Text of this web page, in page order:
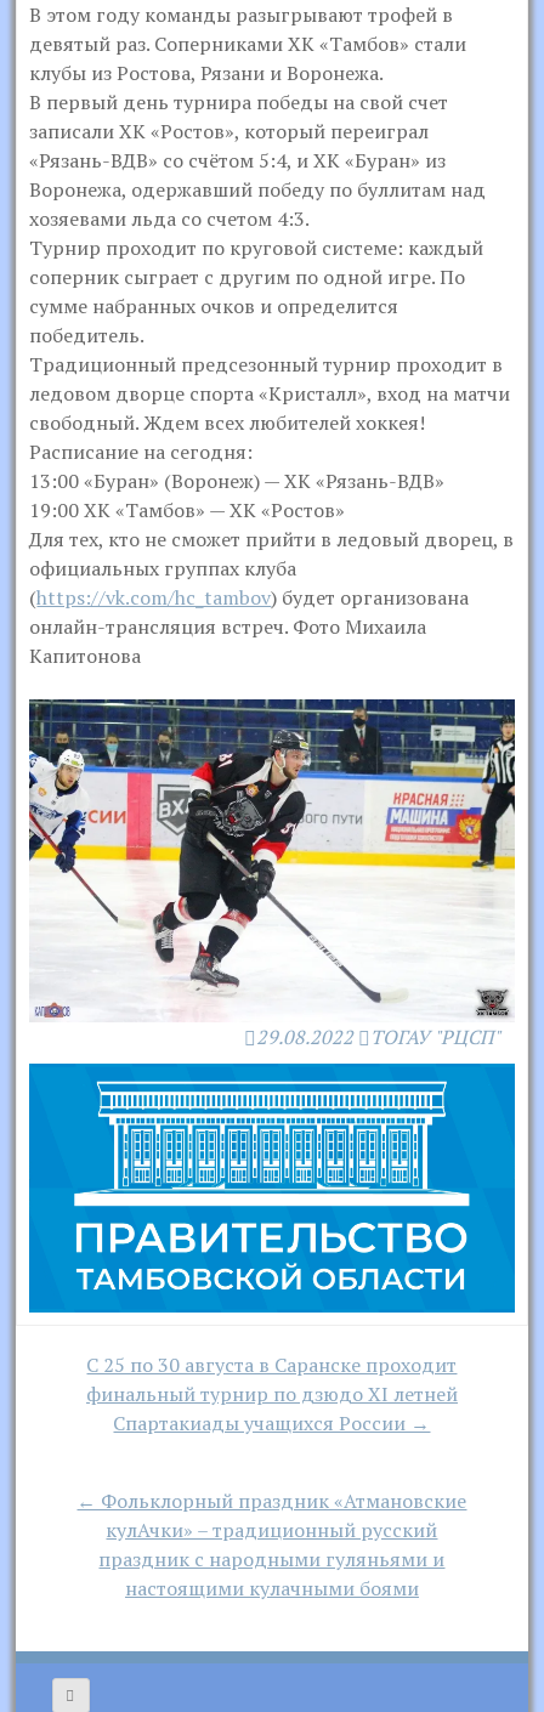
В этом году команды разыгрывают трофей в
девятый раз. Соперниками ХК «Тамбов» стали
клубы из Ростова, Рязани и Воронежа.
В первый день турнира победы на свой счет
записали ХК «Ростов», который переиграл
«Рязань-ВДВ» со счётом 5:4, и ХК «Буран» из
Воронежа, одержавший победу по буллитам над
хозяевами льда со счетом 4:3.
Турнир проходит по круговой системе: каждый
соперник сыграет с другим по одной игре. По
сумме набранных очков и определится
победитель.
Традиционный предсезонный турнир проходит в
ледовом дворце спорта «Кристалл», вход на матчи
свободный. Ждем всех любителей хоккея!
Расписание на сегодня:
13:00 «Буран» (Воронеж) — ХК «Рязань-ВДВ»
19:00 ХК «Тамбов» — ХК «Ростов»
Для тех, кто не сможет прийти в ледовый дворец, в
официальных группах клуба
(https://vk.com/hc_tambov) будет организована
онлайн-трансляция встреч. Фото Михаила
Капитонова
29.08.2022 ТОГАУ "РЦСП"
НавигацияС 25 по 30 августа в Саранске проходит
финальный турнир по дзюдо XI летней
Спартакиады учащихся России →
← Фольклорный праздник «Атмановские
кулАчки» – традиционный русский
праздник с народными гуляньями и
настоящими кулачными боями